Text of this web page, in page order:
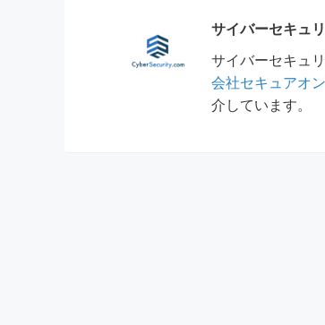
サイバーセキュ
サイバーセキュ
会社セキュアオ
介しています。